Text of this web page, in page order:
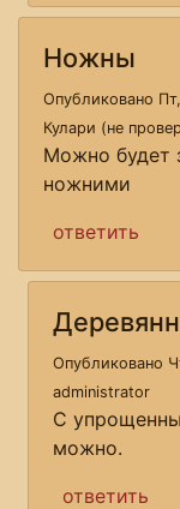
Ножны
Опубликовано
Кулари (не
Можно будет
ножними
ответить
Опубликовано
administrator
С
можно.
ответить